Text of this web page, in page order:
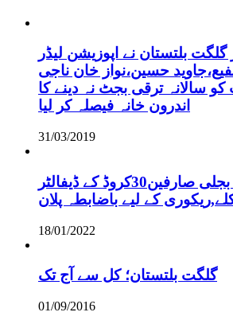
بلتستان نے اپوزیشن لیڈر
حسین،نواز خان ناجی
کو سالانہ ترقی بجٹ نہ دینے کا
اندرون خانہ فیصلہ کر لیا
31/03/2019
گلگت بلتستان، بجلی صارفین30کروڈ کے ڈیفالٹر
کے لیے باضابطہ پلان
18/01/2022
گلگت بلتستان؛ کل سے آج تک
01/09/2016